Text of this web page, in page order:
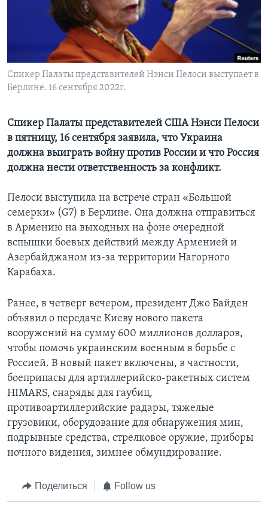
Learning English
СОЦИАЛЬНЫЕ СЕТИ
Спикер Палаты представителей Нэнси Пелоси выступает в
Берлине. 16 сентября 2022г.
Спикер Палаты представителей США Нэнси Пелоси
в пятницу, 16 сентября заявила, что Украина
должна выиграть войну против России и что Россия
должна нести ответственность за конфликт.
Пелоси выступила на встрече стран «Большой
семерки» (G7) в Берлине. Она должна отправиться
в Армению на выходных на фоне очередной
вспышки боевых действий между Арменией и
Азербайджаном из-за территории Нагорного
Карабаха.
Ранее, в четверг вечером, президент Джо Байден
объявил о передаче Киеву нового пакета
вооружений на сумму 600 миллионов долларов,
чтобы помочь украинским военным в борьбе с
Россией. В новый пакет включены, в частности,
боеприпасы для артиллерийско-ракетных систем
HIMARS, снаряды для гаубиц,
противоартиллерийские радары, тяжелые
грузовики, оборудование для обнаружения мин,
подрывные средства, стрелковое оружие, приборы
ночного видения, зимнее обмундирование.
Поделиться Follow us